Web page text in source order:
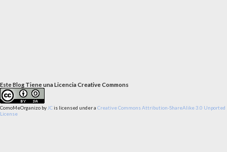
Este Blog Tiene una Licencia Creative Commons
ComoMeOrganizo by JCis licensed under a Creative Commons Attribution-ShareAlike 3.0 Unported
License